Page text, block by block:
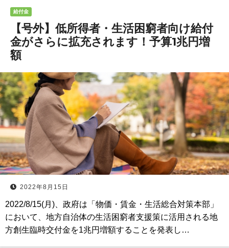
給付金
【号外】低所得者・生活困窮者向け給付
金がさらに拡充されます！予算1兆円増
額
2022年8月15日
2022/8/15(月)、政府は「物価・賃金・生活総合対策本部」
において、地方自治体の生活困窮者支援策に活用される地
方創生臨時交付金を1兆円増額することを発表し…